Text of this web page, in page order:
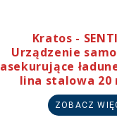
Kratos -
Urządzenie
asekurujące
lina stalowa 20
ZOBACZ